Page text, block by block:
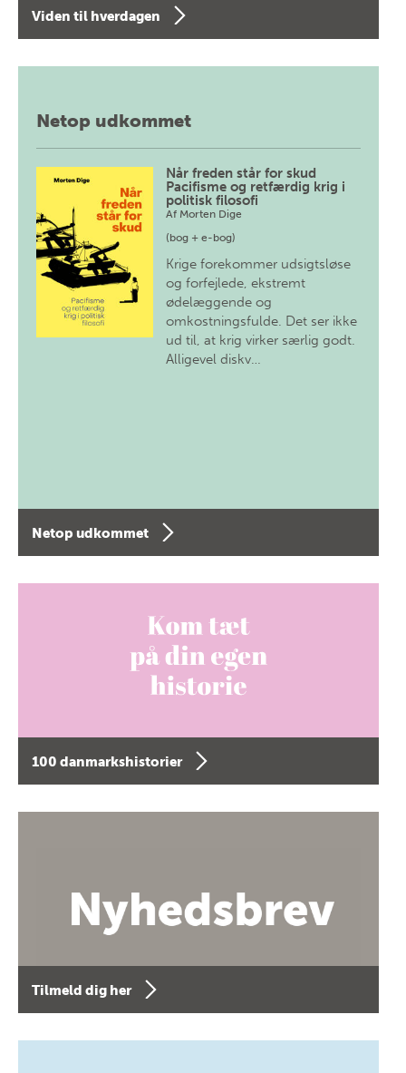
Viden til hverdagen
Netop udkommet
Når freden står for skud
Pacifisme og retfærdig krig i
politisk filosofi
Af Morten Dige
(bog + e-bog)
Krige forekommer udsigtsløse
og forfejlede, ekstremt
ødelæggende og
omkostningsfulde. Det ser ikke
ud til, at krig virker særlig godt.
Alligevel diskv…
Netop udkommet
100 danmarkshistorier
Tilmeld dig her